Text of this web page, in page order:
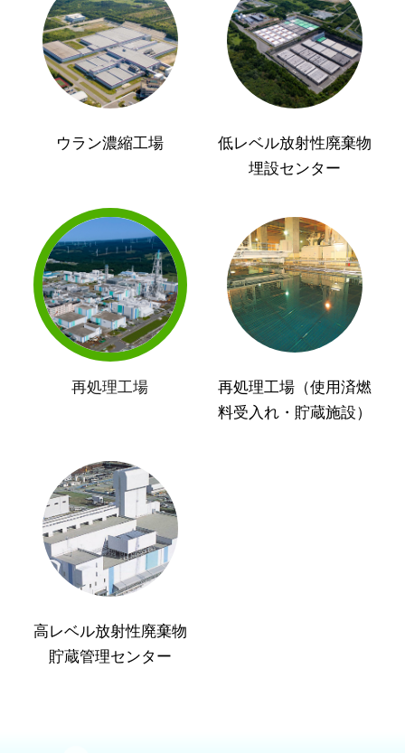
ウラン濃縮工場
低レベル放射性廃棄物
埋設センター
再処理工場
再処理工場（使用済燃
料受入れ・貯蔵施設）
高レベル放射性廃棄物
貯蔵管理センター